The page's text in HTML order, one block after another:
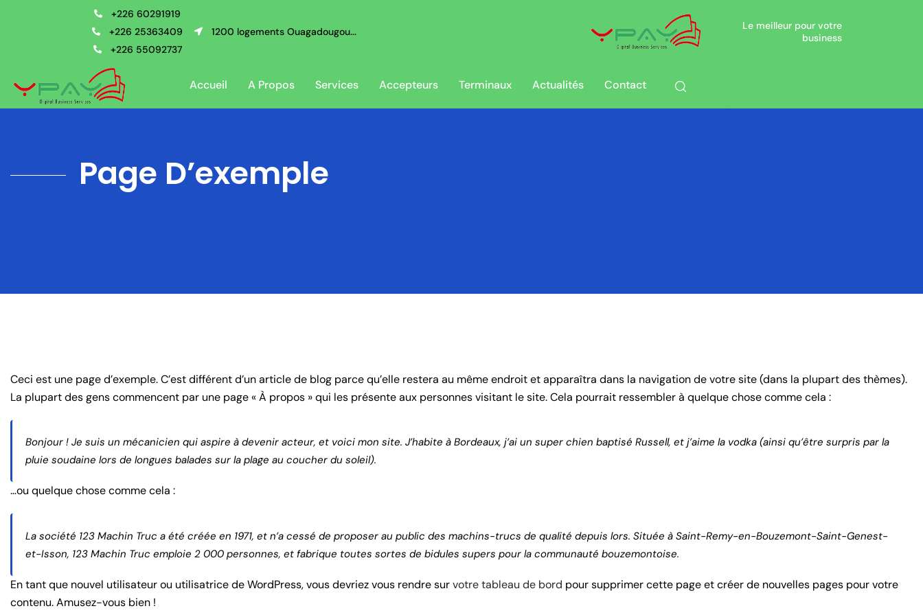
+226 60291919
+226 25363409
+226 55092737
1200 logements Ouagadougou...
Le meilleur pour votre
business
Accueil A Propos Services Accepteurs Terminaux Actualités Contact
Page D’exemple
Ceci est une page d’exemple. C’est différent d’un article de blog parce qu’elle restera au même endroit et apparaîtra dans la navigation de votre site (dans la plupart des thèmes).
La plupart des gens commencent par une page « À propos » qui les présente aux personnes visitant le site. Cela pourrait ressembler à quelque chose comme cela :
Bonjour ! Je suis un mécanicien qui aspire à devenir acteur, et voici mon site. J’habite à Bordeaux, j’ai un super chien baptisé Russell, et j’aime la vodka (ainsi qu’être surpris par la
pluie soudaine lors de longues balades sur la plage au coucher du soleil).
…ou quelque chose comme cela :
La société 123 Machin Truc a été créée en 1971, et n’a cessé de proposer au public des machins-trucs de qualité depuis lors. Située à Saint-Remy-en-Bouzemont-Saint-Genest-
et-Isson, 123 Machin Truc emploie 2 000 personnes, et fabrique toutes sortes de bidules supers pour la communauté bouzemontoise.
En tant que nouvel utilisateur ou utilisatrice de WordPress, vous devriez vous rendre survotre tableau de bord pour supprimer cette page et créer de nouvelles pages pour votre
contenu. Amusez-vous bien !